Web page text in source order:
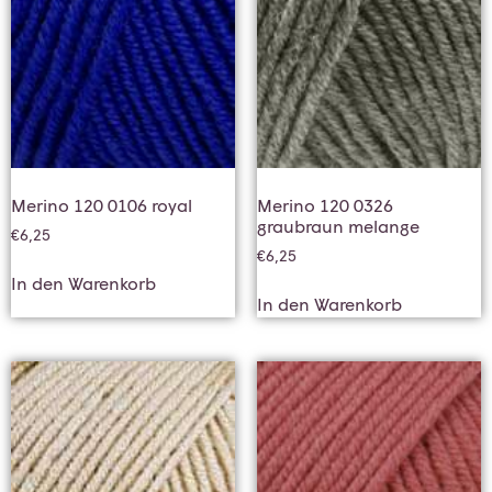
Merino 120 0106 royal
€6,25
In den Warenkorb
Merino 120 0326
graubraun melange
€6,25
In den Warenkorb